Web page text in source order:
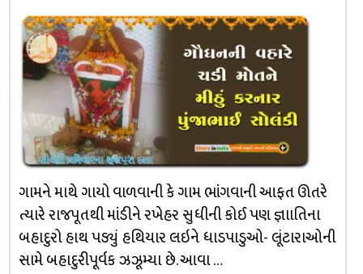
ગામને માથે ગાયો વાળવાની કે ગામ ભાંગવાની આફત ઊતરે
ત્યારે રાજપૂતથી માંડીને રખેહર સુધીની કોઈ પણ જ્ઞાાતિના
બહાદુરો હાથ પડ્યું હથિયાર લઇને ધાડપાડુઓ- લૂંટારાઓની
સામે બહાદુરીપૂર્વક ઝઝૂમ્યા છે. આવા …